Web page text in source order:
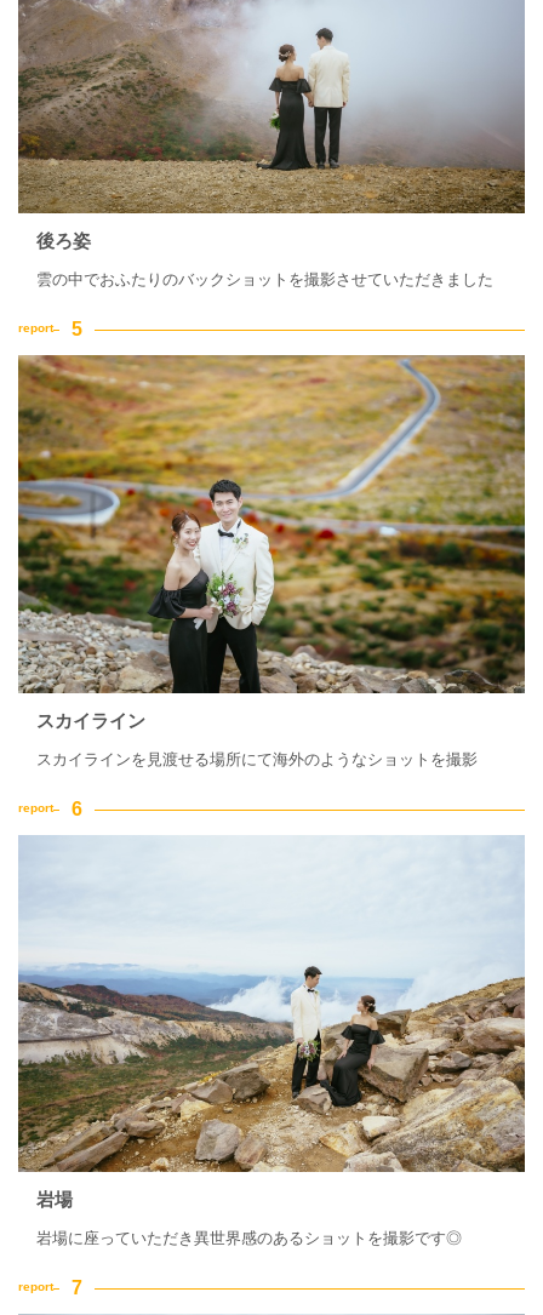
後ろ姿
雲の中でおふたりのバックショットを撮影させていただきました
スカイライン
スカイラインを見渡せる場所にて海外のようなショットを撮影
岩場
岩場に座っていただき異世界感のあるショットを撮影です◎